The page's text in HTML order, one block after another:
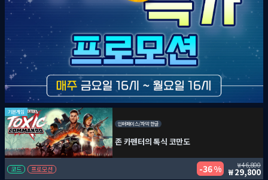
기본게임
인터페이스/자막 한글
존 카펜터의 톡식 코만도
코드 프로모션 36 % 46,800
29,800